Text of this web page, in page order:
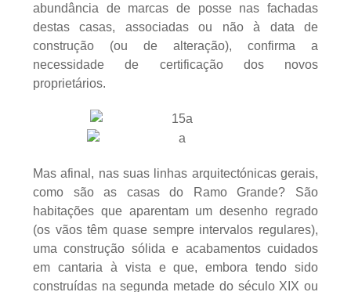
abundância de marcas de posse nas fachadas
destas casas, associadas ou não à data de
construção (ou de alteração), confirma a
necessidade de certificação dos novos
proprietários.
Mas afinal, nas suas linhas arquitectónicas gerais,
como são as casas do Ramo Grande? São
habitações que aparentam um desenho regrado
(os vãos têm quase sempre intervalos regulares),
uma construção sólida e acabamentos cuidados
em cantaria à vista e que, embora tendo sido
construídas na segunda metade do século XIX ou